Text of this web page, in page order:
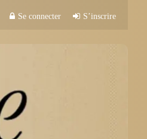
Se connecter S’inscrire